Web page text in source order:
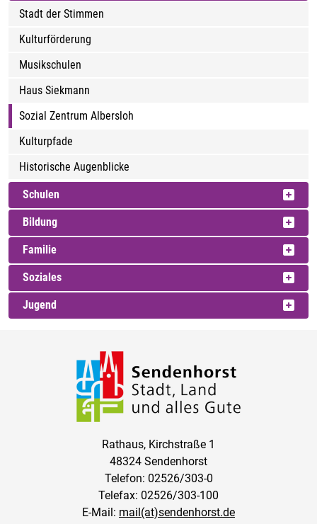
Stadt der Stimmen
Kulturförderung
Musikschulen
Haus Siekmann
Sozial Zentrum Albersloh
Kulturpfade
Historische Augenblicke
Schulen
Bildung
Familie
Soziales
Jugend
Rathaus, Kirchstraße 1
48324 Sendenhorst
Telefon: 02526/303-0
Telefax: 02526/303-100
E-Mail: mail(at)sendenhorst.de